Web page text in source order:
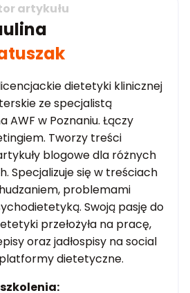
artykułu
dietetyki klinicznej
ze specjalistą
AWF w Poznaniu. Łączy
Tworzy treści
blogowe dla różnych
Specjalizuje się w treściach
problemami
Swoją pasję do
przełożyła na pracę,
oraz jadłospisy na social
dietetyczne.